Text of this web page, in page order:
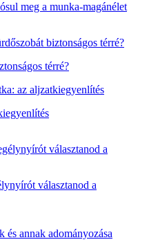
meg a munka-magánélet
térré?
választanod a